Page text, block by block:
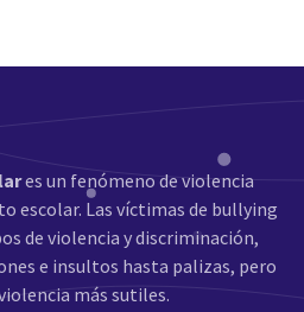
es un fenómeno de violencia
escolar. Las víctimas de bullying
de violencia y discriminación,
e insultos hasta palizas, pero
más sutiles.